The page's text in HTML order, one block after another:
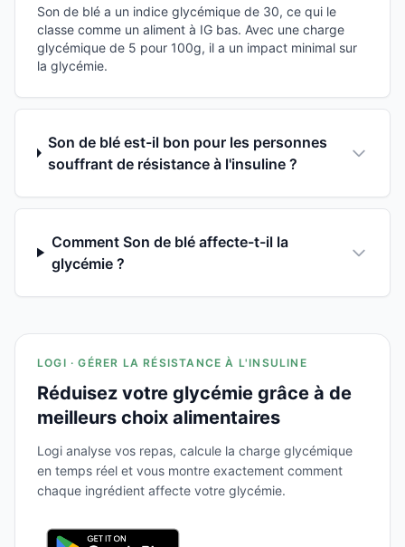
Son de blé a un indice glycémique de 30, ce qui le
classe comme un aliment à IG bas. Avec une charge
glycémique de 5 pour 100g, il a un impact minimal sur
la glycémie.
Son de blé est-il bon pour les personnes
souffrant de résistance à l'insuline ?
Comment Son de blé affecte-t-il la
glycémie ?
LOGI · GÉRER LA RÉSISTANCE À L'INSULINE
Réduisez votre glycémie grâce à de
meilleurs choix alimentaires
Logi analyse vos repas, calcule la charge glycémique
en temps réel et vous montre exactement comment
chaque ingrédient affecte votre glycémie.